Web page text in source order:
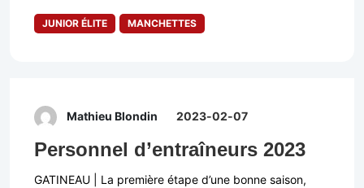
JUNIOR ÉLITE MANCHETTES
Mathieu Blondin 2023-02-07
Personnel d’entraîneurs 2023
GATINEAU | La première étape d’une bonne saison,